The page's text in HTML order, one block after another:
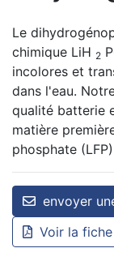
Le
chimique LiH 2
incolores et
dans l'eau.
qualité batterie
matière
phosphate
envoyer
Voir la